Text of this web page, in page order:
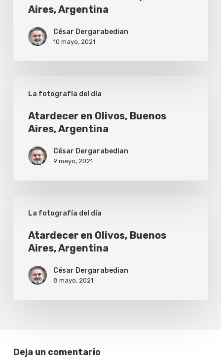
Aires, Argentina
César Dergarabedian
10 mayo, 2021
La fotografía del día
Olivos,
Buenos
Aires,
Argentina
Atardecer en Olivos, Buenos
Aires, Argentina
César Dergarabedian
9 mayo, 2021
La fotografía del día
Olivos,
Buenos
Aires,
Argentina
Atardecer en Olivos, Buenos
Aires, Argentina
César Dergarabedian
8 mayo, 2021
Deja un comentario